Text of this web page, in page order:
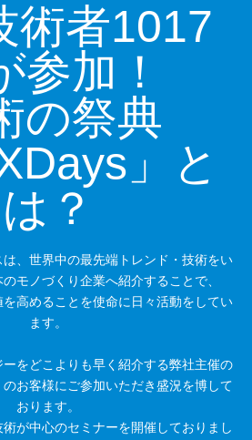
術者1017
参加！
の祭典
」と
は？
、世界中の最先端トレンド・技術をい
モノづくり企業へ紹介することで、
高めることを使命に日々活動をしてい
ます。
をどこよりも早く紹介する弊社主催の
お客様にご参加いただき盛況を博して
おります。
が中心のセミナーを開催しておりまし